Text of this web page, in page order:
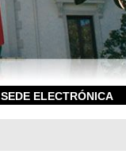
SEDE ELECTRÓNICA